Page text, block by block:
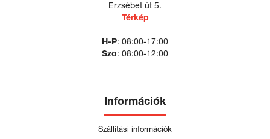
Erzsébet út 5.
Térkép
H-P: 08:00-17:00
Szo: 08:00-12:00
Információk
Szállítási információk